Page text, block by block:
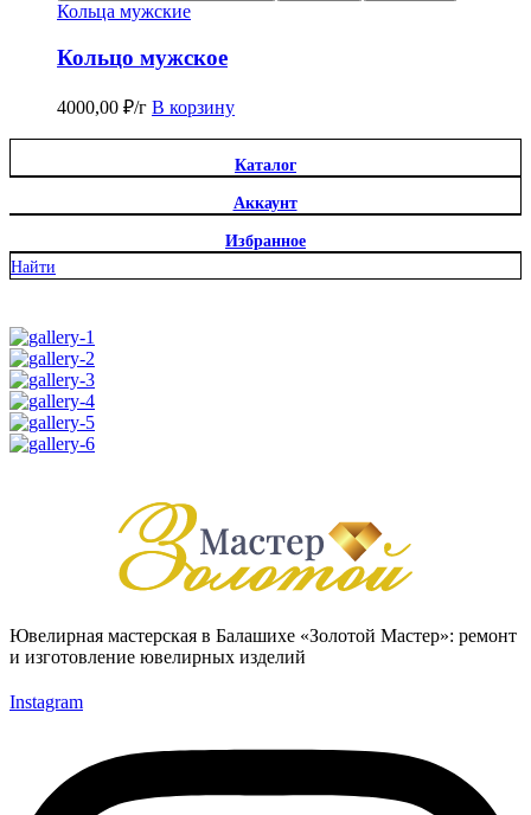
Кольца мужские
Кольцо мужское
4000,00 ₽/г В корзину
Каталог
Аккаунт
Избранное
Найти
Ювелирная мастерская в Балашихе «Золотой Мастер»: ремонт
и изготовление ювелирных изделий
Instagram